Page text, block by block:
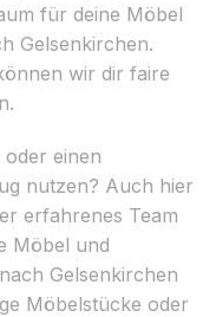
für deine Möbel
Gelsenkirchen.
wir dir faire
einen
nutzen? Auch hier
erfahrenes Team
Möbel und
Gelsenkirchen
Möbelstücke oder